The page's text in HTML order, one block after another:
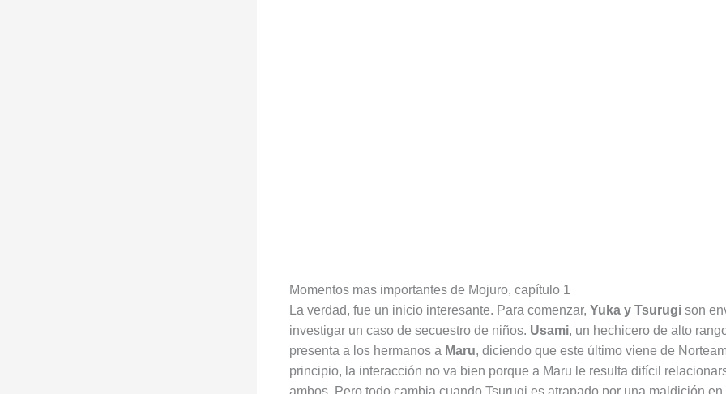
Momentos mas importantes de Mojuro, capítulo 1
La verdad, fue un inicio interesante. Para comenzar, Yuka y Tsurugi son
investigar un caso de secuestro de niños. Usami, un hechicero de alto
presenta a los hermanos a Maru, diciendo que este último viene de
principio, la interacción no va bien porque a Maru le resulta difícil